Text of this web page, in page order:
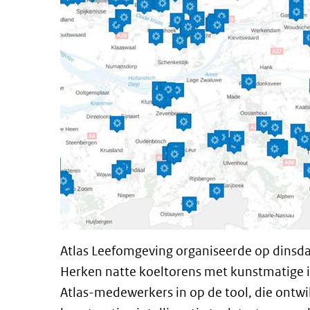
Atlas Leefomgeving organiseerde op
Herken natte koeltorens met
Atlas-medewerkers in op de tool, die